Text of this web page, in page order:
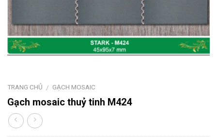
TRANG CHỦ / GẠCH MOSAIC
Gạch mosaic thuỷ tinh M424